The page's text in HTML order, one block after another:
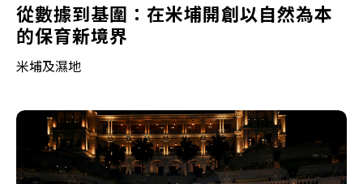
從數據到基圍：在米埔開創以自然為本
的保育新境界
米埔及濕地